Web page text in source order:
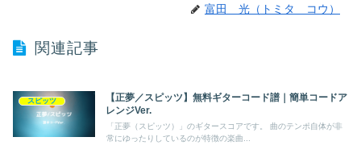
富田 光（トミタ コウ）
関連記事
スピッツ
【正夢／スピッツ】無料ギターコード譜｜簡単コードア
レンジVer.
「正夢（スピッツ）」のギタースコアです。 曲のテンポ自体が非
常にゆったりしているのが特徴の楽曲...